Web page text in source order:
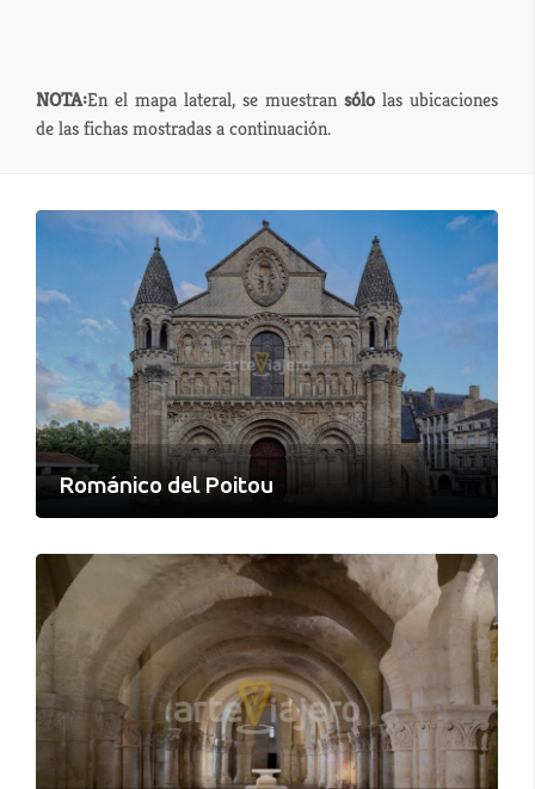
NOTA:En el mapa lateral, se muestran sólo las ubicaciones
de las fichas mostradas a continuación.
Románico del Poitou